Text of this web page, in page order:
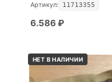
Артикул: 11713355
6.586 ₽
НЕТ В НАЛИЧИИ